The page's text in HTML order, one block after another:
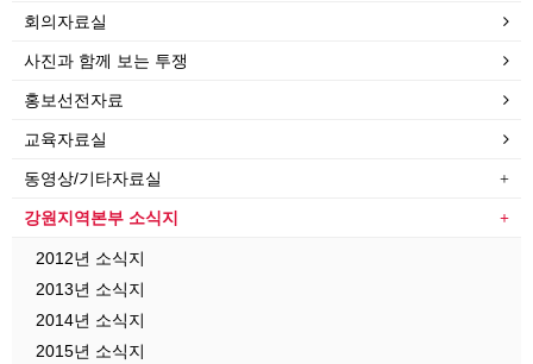
회의자료실
사진과 함께 보는 투쟁
홍보선전자료
교육자료실
동영상/기타자료실
강원지역본부 소식지
2012년 소식지
2013년 소식지
2014년 소식지
2015년 소식지